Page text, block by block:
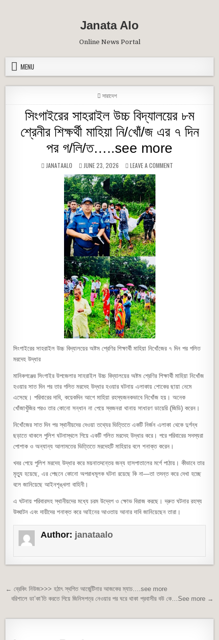
Janata Alo
Online News Portal
MENU
POSTED IN
সারাদেশ
সিংগাইরের সাহরাইল উচ্চ বিদ্যালয়ের ৮ম
শ্রেনীর শিক্ষর্থী মাহিয়া নি/খোঁ/জ এর ৭ দিন
পর গ/লি/ত…..see more
AUTHOR:
JANATAALO PUBLISHED DATE:
JUNE 23, 2026 LEAVE A COMMENT
সিংগাইরের সাহরাইল উচ্চ বিদ্যালয়ের অষ্টম শ্রেণির শিক্ষার্থী মাহিয়া নিখোঁজের ৭ দিন পর গলিত
মরদেহ উদ্ধার
মানিকগঞ্জের সিংগাইর উপজেলার সাহরাইল উচ্চ বিদ্যালয়ের অষ্টম শ্রেণির শিক্ষার্থী মাহিয়া নিখোঁজ
হওয়ার সাত দিন পর তার গলিত মরদেহ উদ্ধার হওয়ার ঘটনায় এলাকায় শোকের ছায়া নেমে
এসেছে। পরিবারের দাবি, কয়েকদিন আগে মাহিয়া রহস্যজনকভাবে নিখোঁজ হয়। অনেক
খোঁজাখুঁজির পরও তার কোনো সন্ধান না পেয়ে স্বজনরা থানায় সাধারণ ডায়েরি (জিডি) করেন।
নিখোঁজের সাত দিন পর স্থানীয়দের দেওয়া তথ্যের ভিত্তিতে একটি নির্জন এলাকা থেকে দুর্গন্ধ
ছড়াতে থাকলে পুলিশ ঘটনাস্থলে গিয়ে একটি গলিত মরদেহ উদ্ধার করে। পরে পরিবারের সদস্যরা
পোশাক ও অন্যান্য আলামতের ভিত্তিতে মরদেহটি মাহিয়ার বলে শনাক্ত করেন।
খবর পেয়ে পুলিশ মরদেহ উদ্ধার করে ময়নাতদন্তের জন্য হাসপাতালের মর্গে পাঠায়। কীভাবে তার
মৃত্যু হয়েছে, এর পেছনে কোনো অপরাধমূলক ঘটনা রয়েছে কি না—তা তদন্ত করে দেখা হচ্ছে
বলে জানিয়েছে আইনশৃঙ্খলা বাহিনী।
এ ঘটনায় পরিবারসহ স্থানীয়দের মধ্যে চরম উদ্বেগ ও ক্ষোভ বিরাজ করছে। দ্রুত ঘটনার রহস্য
উদ্ঘাটন এবং দায়ীদের শনাক্ত করে আইনের আওতায় আনার দাবি জানিয়েছেন তারা।
Author: janataalo
Post navigation
← ব্রেকিং নিউজ>>> হঠাৎ স্থগিত আর্জেন্টিনার আজকের ম্যাচ….see more
বরিশালে ডা’কা’তি করতে গিয়ে জিনিসপত্র নেওয়ার পর ঘরে থাকা প্রবাসীর বউ কে…See more →